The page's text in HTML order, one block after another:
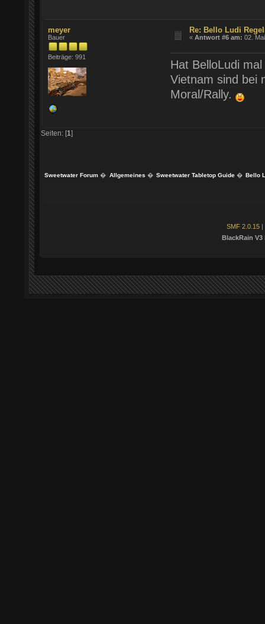
meyer
Bauer
Beiträge: 991
Re: Bello Ludi
«Antwort #6 am: 02.
Hat BelloLudi
Vietnam sind bei
Moral/Rally.
Seiten: [1]
Sweetwater Forum � Allgemeines � Sweetwater Tabletop Guide� Bello
SMF 2.0.15 |
BlackRain V3